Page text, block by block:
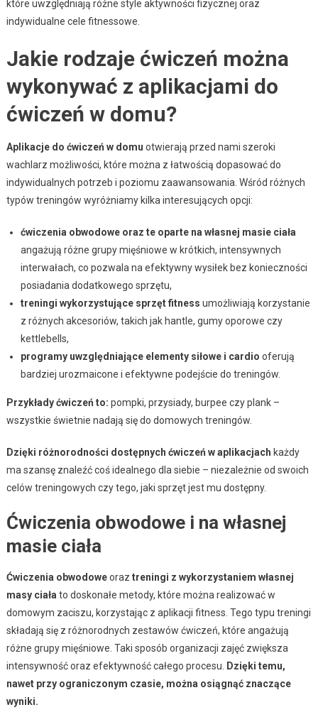
które uwzględniają różne style aktywności fizycznej oraz
indywidualne cele fitnessowe.
Jakie rodzaje ćwiczeń można
wykonywać z aplikacjami do
ćwiczeń w domu?
Aplikacje do ćwiczeń w domu otwierają przed nami szeroki
wachlarz możliwości, które można z łatwością dopasować do
indywidualnych potrzeb i poziomu zaawansowania. Wśród różnych
typów treningów wyróżniamy kilka interesujących opcji:
ćwiczenia obwodowe oraz te oparte na własnej masie ciała
angażują różne grupy mięśniowe w krótkich, intensywnych
interwałach, co pozwala na efektywny wysiłek bez konieczności
posiadania dodatkowego sprzętu,
treningi wykorzystujące sprzęt fitness umożliwiają korzystanie
z różnych akcesoriów, takich jak hantle, gumy oporowe czy
kettlebells,
programy uwzględniające elementy siłowe i cardio oferują
bardziej urozmaicone i efektywne podejście do treningów.
Przykłady ćwiczeń to: pompki, przysiady, burpee czy plank –
wszystkie świetnie nadają się do domowych treningów.
Dzięki różnorodności dostępnych ćwiczeń w aplikacjach każdy
ma szansę znaleźć coś idealnego dla siebie – niezależnie od swoich
celów treningowych czy tego, jaki sprzęt jest mu dostępny.
Ćwiczenia obwodowe i na własnej
masie ciała
Ćwiczenia obwodoweoraz treningi z wykorzystaniem własnej
masy ciała to doskonałe metody, które można realizować w
domowym zaciszu, korzystając z aplikacji fitness. Tego typu treningi
składają się z różnorodnych zestawów ćwiczeń, które angażują
różne grupy mięśniowe. Taki sposób organizacji zajęć zwiększa
intensywność oraz efektywność całego procesu.
Dzięki temu,
nawet przy ograniczonym czasie, można osiągnąć znaczące
wyniki.